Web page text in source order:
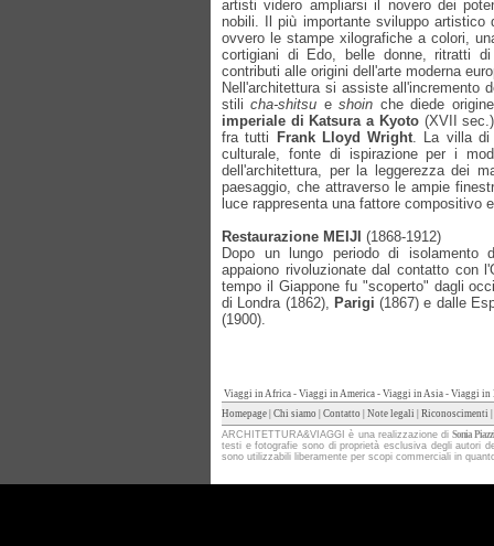
artisti videro ampliarsi il novero dei
nobili. Il più importante sviluppo
ovvero le stampe xilografiche a colori,
cortigiani di Edo, belle donne, ritratti
contributi alle origini dell'arte moderna
Nell'architettura si assiste all'incremento
stilicha-shitsu eshoin che diede
imperiale di Katsura a Kyoto(XVII sec.)
fra tutti
Frank Lloyd Wright. La villa di
culturale, fonte di ispirazione per i
dell'architettura, per la leggerezza dei
paesaggio, che attraverso le ampie
luce rappresenta una fattore compositivo
Restaurazione MEIJI (1868-1912)
Dopo un lungo periodo di isolamento
appaiono rivoluzionate dal contatto con
tempo il Giappone fu "scoperto" dagli
di Londra (1862), Parigi (1867) e dalle
(1900).
Viaggi in Africa - Viaggi in America - Viaggi in Asia - Viaggi in
Homepage Chi siamo Contatto Note legali Riconoscimenti
ARCHITETTURA&VIAGGI è una realizzazione diSonia
testi e fotografie sono di proprietà esclusiva degli autori
sono utilizzabili liberamente per scopi commerciali in